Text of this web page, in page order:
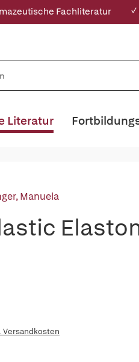
Fachliteratur ✓
Literatur
Manuela
Versandkosten